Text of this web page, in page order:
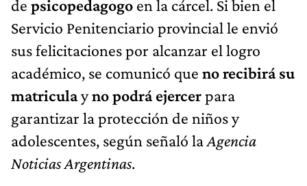
de psicopedagogo en la cárcel. Si bien el
Servicio Penitenciario provincial le envió
sus felicitaciones por alcanzar el logro
académico, se comunicó que no recibirá su
matriculayno podrá ejercerpara
garantizar la protección de niños y
adolescentes, según señaló laAgencia
Noticias Argentinas.